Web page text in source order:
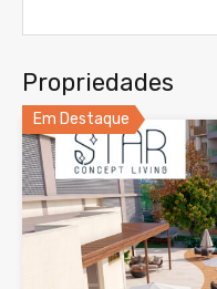
Propriedades
Em Destaque